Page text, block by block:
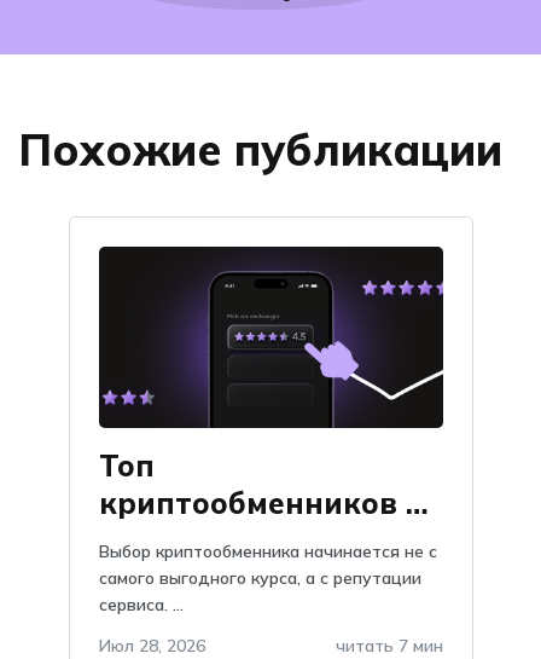
Похожие публикации
Топ
криптообменников по
отзывам на Obmify
Выбор криптообменника начинается не с
самого выгодного курса, а с репутации
сервиса. ...
Июл 28, 2026
читать 7 мин